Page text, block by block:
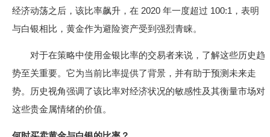
经济动荡之后，该比率飙升，在 2020 年一度超过 100:1，表明
与白银相比，黄金作为避险资产受到强烈青睐。
对于在策略中使用金银比率的交易者来说，了解这些历史趋
势至关重要。它为当前比率提供了背景，并有助于预测未来走
势。历史视角强调了该比率对经济状况的敏感性及其衡量市场对
这些贵金属情绪的价值。